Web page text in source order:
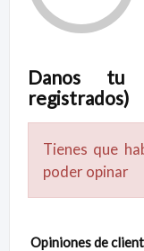
Danos tu
registrados)
Tienes que
poder opinar
Opiniones de